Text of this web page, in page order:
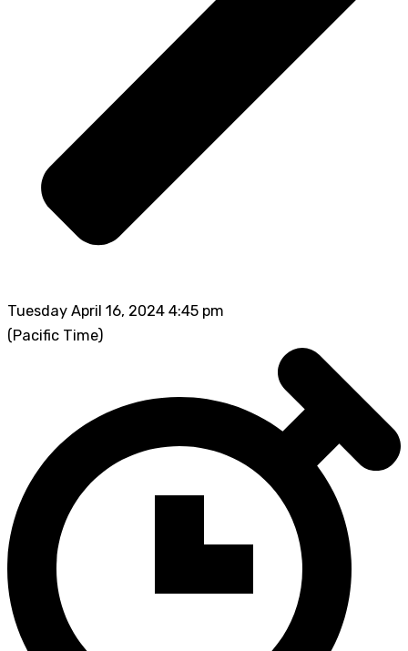
Tuesday April 16, 2024 4:45 pm
(Pacific Time)